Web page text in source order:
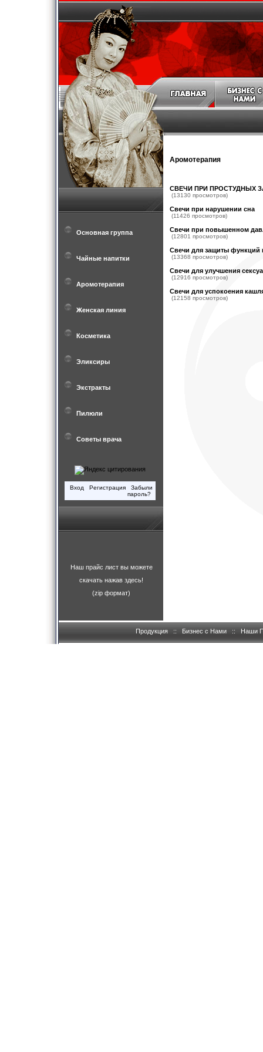
Основная группа
Чайные напитки
Аромотерапия
Женская линия
Косметика
Эликсиры
Экстракты
Пилюли
Советы врача
Вход Регистрация
Забыли
пароль?
Наш прайс лист вы можете
скачать нажав здесь!
(zip формат)
Аромотерапия
СВЕЧИ ПРИ ПРОСТУДНЫХ
(13130 просмотров)
Свечи при нарушении сна
(11426 просмотров)
Свечи при повышенном
(12801 просмотров)
Свечи для защиты функций
(13368 просмотров)
Свечи для улучшения
(12916 просмотров)
Свечи для успокоения
(12158 просмотров)
Продукция :: Бизнес с Нами :: Наши